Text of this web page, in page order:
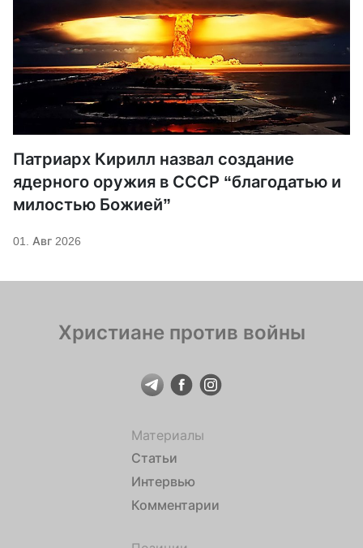
Патриарх Кирилл назвал создание
ядерного оружия в СССР “благодатью и
милостью Божией”
01. Авг 2026
Христиане против войны
Материалы
Статьи
Интервью
Комментарии